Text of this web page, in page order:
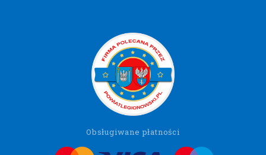
Obsługiwane płatności